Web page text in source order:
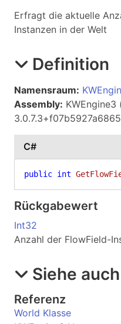
Erfragt die aktuelle
Instanzen in der Welt
Definition
Namensraum:
Assembly: KWEngine3
C#
public int
Rückgabewert
Int32
Anzahl der FlowField-
Siehe auch
Referenz
World Klasse